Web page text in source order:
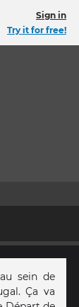
Sign in
Try it for free!
sein de
Ça va